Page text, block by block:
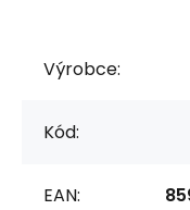
Výrobce:
Kód:
EAN: